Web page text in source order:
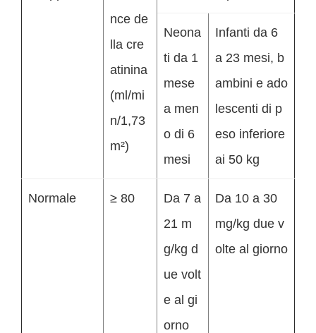
nce de
lla cre
atinina
(ml/mi
n/1,73
m²)
Neona
ti da 1
mese
a men
o di 6
mesi
Infanti da 6
a 23 mesi, b
ambini e ado
lescenti di p
eso inferiore
ai 50 kg
Normale ≥ 80
Da 7 a
21 m
g/kg d
ue volt
e al gi
orno
Da 10 a 30
mg/kg due v
olte al giorno